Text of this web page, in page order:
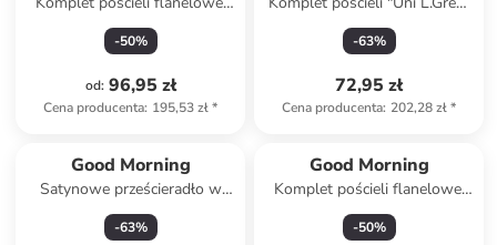
"Snowydeer" w kolorze
beżowym
-50%
od: 96,95 zł
Cena producenta: 195,53 zł*
w kolorze jasnoszarym
-63%
72,95 zł
Cena producenta: 202,28 zł*
Good Morning
Satynowe prześcieradło w
kolorze morskim na gumce
-63%
Good Morning
Komplet pościeli flanelowej
"Niba" w kolorze błękitno-
białym
-50%